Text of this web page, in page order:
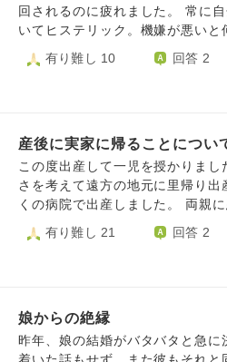
の2人の事で苦労ばかり､頭がおか
お聞かせ頂ければ幸いです｡
回されるのに疲れました。 常に
いてヒステリック。機嫌が悪いと
は全て他人。自分は常に被害者。
んで自分の機嫌を取らせようとし
とになってたのですが1種間前に
うとしている｣とありもしない言
と言い出しました。そこからず
で行ってきました。1年前から楽
としてもどこか母のことが頭に浮
性格に振り回されるのはウンザリ
じめられていても相手がボスママ
めにいじめっ子と遊ぶよう強要
有り難し 10 回答 2
産後に実家に帰ることについ
この度出産して一児を授かりま
さを考えて遠方の地元に里帰り
くの病院で出産しました。 両親
がなかったら1ヶ月ほど地元に帰
が、夫も自分と同じく育休を取得
と思いますし、高齢なことを考え
あげたいです。(夫の両親[義両親]
お世話になる予定です。) また、
有り難し 21 回答 2
娘からの絶縁
昨年、娘の結婚がバタバタと急